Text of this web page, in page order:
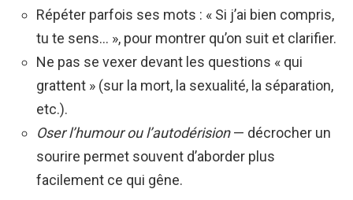
Répéter parfois ses mots : « Si j’ai bien compris,
tu te sens… », pour montrer qu’on suit et clarifier.
Ne pas se vexer devant les questions « qui
grattent » (sur la mort, la sexualité, la séparation,
etc.).
Oser l’humour ou l’autodérision— décrocher un
sourire permet souvent d’aborder plus
facilement ce qui gêne.